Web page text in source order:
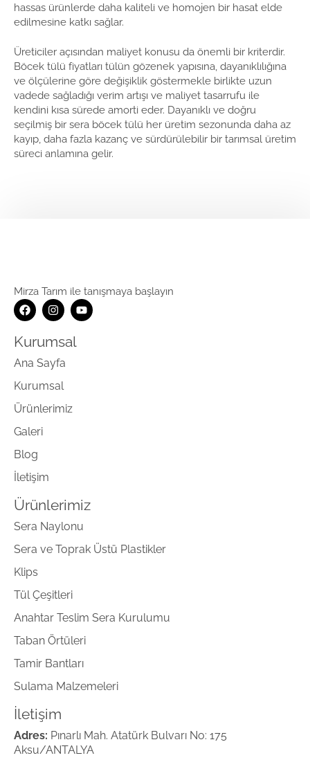
hassas ürünlerde daha kaliteli ve homojen bir hasat elde
edilmesine katkı sağlar.
Üreticiler açısından maliyet konusu da önemli bir kriterdir.
Böcek tülü fiyatları tülün gözenek yapısına, dayanıklılığına
ve ölçülerine göre değişiklik göstermekle birlikte uzun
vadede sağladığı verim artışı ve maliyet tasarrufu ile
kendini kısa sürede amorti eder. Dayanıklı ve doğru
seçilmiş bir sera böcek tülü her üretim sezonunda daha az
kayıp, daha fazla kazanç ve sürdürülebilir bir tarımsal üretim
süreci anlamına gelir.
Mirza Tarım ile tanışmaya başlayın
Kurumsal
Ana Sayfa
Kurumsal
Ürünlerimiz
Galeri
Blog
İletişim
Ürünlerimiz
Sera Naylonu
Sera ve Toprak Üstü Plastikler
Klips
Tül Çeşitleri
Anahtar Teslim Sera Kurulumu
Taban Örtüleri
Tamir Bantları
Sulama Malzemeleri
İletişim
Adres: Pınarlı Mah. Atatürk Bulvarı No: 175
Aksu/ANTALYA